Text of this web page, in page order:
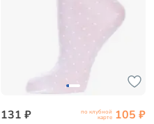
131 ₽ по клубной
карте 105 ₽